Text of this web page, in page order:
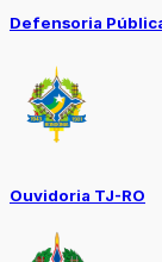
Defensoria
Ouvidoria TJ-RO